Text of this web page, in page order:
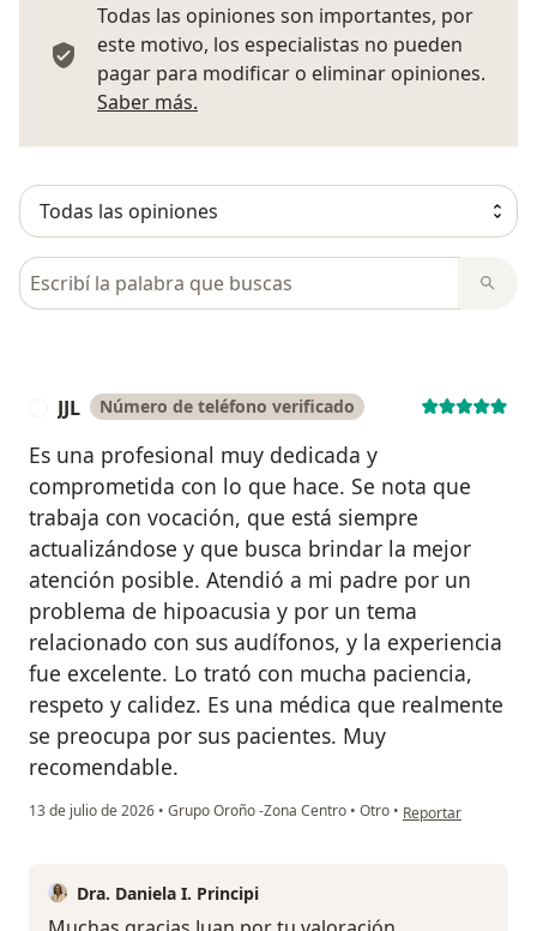
Todas las opiniones son importantes, por
este motivo, los especialistas no pueden
pagar para modificar o eliminar opiniones.
Saber más.
Busca en opiniones
JJL Número de teléfono verificado
Es una profesional muy dedicada y
comprometida con lo que hace. Se nota que
trabaja con vocación, que está siempre
actualizándose y que busca brindar la mejor
atención posible. Atendió a mi padre por un
problema de hipoacusia y por un tema
relacionado con sus audífonos, y la experiencia
fue excelente. Lo trató con mucha paciencia,
respeto y calidez. Es una médica que realmente
se preocupa por sus pacientes. Muy
recomendable.
13 de julio de 2026 • Grupo Oroño -Zona Centro • Otro • en opinión del
Reportar
Dra. Daniela I. Principi